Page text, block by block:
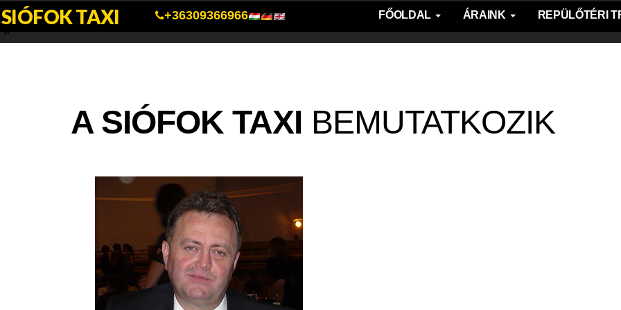
a
SIÓFOK TAXI +36309366966 FŐOLDAL ÁRAINK REPÜLŐTÉRI
a
A SIÓFOK TAXI BEMUTATKOZIK